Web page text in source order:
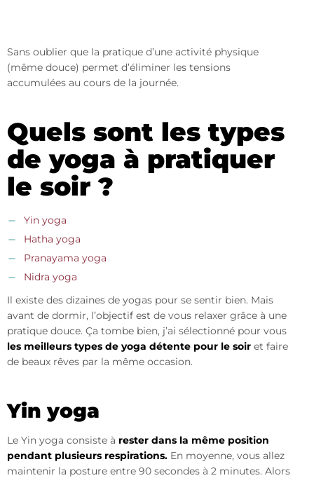
Sans oublier que la pratique d’une activité physique
(même douce) permet d’éliminer les tensions
accumulées au cours de la journée.
Quels sont les types
de yoga à pratiquer
le soir ?
Yin yoga
Hatha yoga
Pranayama yoga
Nidra yoga
Il existe des dizaines de yogas pour se sentir bien. Mais
avant de dormir, l’objectif est de vous relaxer grâce à une
pratique douce. Ça tombe bien, j’ai sélectionné pour vous
les meilleurs types de yoga détente pour le soir et faire
de beaux rêves par la même occasion.
Yin yoga
Le Yin yoga consiste à rester dans la même position
pendant plusieurs respirations. En moyenne, vous allez
maintenir la posture entre 90 secondes à 2 minutes. Alors